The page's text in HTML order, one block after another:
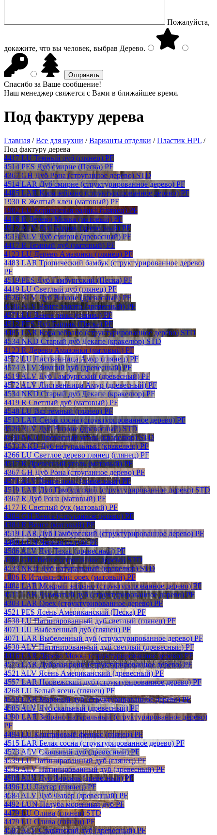
Пожалуйста,
докажите, что вы человек, выбрав Дерево.
Спасибо за Ваше сообщение!
Наш менеджер свяжется с Вами в ближайшее время.
Под фактуру дерева
Главная /Все для кухни /Варианты отделки /Пластик HPL /
Под фактуру дерева
4417 LU Темный дуб (глянец) PF
4514 PES Дуб смирне (Песка) PF
4367 GH Дуб Рона (струганное дерево) STD
4514 LAR Дуб смирне (структурированное дерево) PF
4485 LAR Кора зебрано (структурированное дерево) PF
1930 R Желтый клен (матовый) PF
1902 LU Коричневая радика (глянец) PF
4416 R Дерево Мокка (матовый) PF
4512 ALV Дуб Баррик (древесный) PF
4514 ALV Дуб смирне (древесный) PF
4417 R Темный дуб (матовый) PF
4123 LU Дерево Амазонки (глянец) PF
4483 LAR Тропический бамбук (структурированное дерево)
PF
4519 PES Дуб Гамбургский (Песка) PF
4419 LU Светлый дуб (глянец) PF
4526 ALV Дуб Визоне (древесный) PF
4536 ALV Венге золото (древесный) PF
4571 LU Венге люкс (глянец) PF
4512 PES Дуб Баррик (Песка) PF
4485 LAR Кора зебрано (структурированное дерево) STD
4534 NKD Старый дуб Декапе (кракелюр) STD
4123 R Дерево Амазонки (матовый) PF
4572 LU Лиственница Амур (глянец) PF
4574 ALV Зимний дуб (древесный) PF
4519 ALV Дуб Гамбургский (древесный) PF
4572 ALV Лиственница Амур (древесный) PF
4534 NKD Старый дуб Декапе (кракелюр) PF
4419 R Светлый дуб (матовый) PF
4548 LU Вяз темный (глянец) PF
4513 LAR Серая сосна (структурированное дерево) PF
4526 ALV Дуб Визоне (древесный) STD
4530 NKD Древесный уголь (кракелюр) STD
4533 NKD Дуб натуральный (кракелюр) PF
4266 LU Светлое дерево глянец (глянец) PF
4517 R Древесный уголь (матовый) PF
4367 GH Дуб Рона (струганное дерево) PF
4571 ALV Венге люкс (древесный) PF
4519 LAR Дуб Гамбургский (структурированное дерево) STD
4367 R Дуб Рона (матовый) PF
4177 R Светлый бук (матовый) PF
4384 GH Венге (струганное дерево) PF
4384 R Венге (матовый) PF
4519 LAR Дуб Гамбургский (структурированное дерево) PF
4490 LUN Черная палуба PF
4586 ALV Дуб Техас (древесный) PF
4384 GHI Венге (струганное дерево) STD
4533 NKD Дуб натуральный (кракелюр) STD
1886 R Итальянский орех (матовый) PF
4484 LAR Мокрый зебрано (структурированное дерево) PF
4511 LAR Дымчатый дуб (структурированное дерево) PF
4303 LAR Орех (структурированное дерево) PF
4521 PES Ясень Американский (Песка) PF
4538 LU Патинированный дуб светлый (глянец) PF
4071 LU Выбеленный дуб (глянец) PF
4071 LAR Выбеленный дуб (структурированное дерево) PF
4538 ALV Патинированный дуб светлый (древесный) PF
4416 LAR Дерево Мокка (структурированное дерево) PF
4575 LAR Дубовая роща (структурированное дерево) PF
4521 ALV Ясень Американский (древесный) PF
4557 LAR Норвежский дуб (структурированное дерево) PF
4268 LU Белый ясень (глянец) PF
4558 LAR Мареный дуб (структурированное дерево) PF
4585 ALV Дуб скальный (древесный) PF
4390 LAR Зебрано натуральный (структурированное дерево)
PF
4494 LU Каштановый феникс (глянец) PF
4515 LAR Белая сосна (структурированное дерево) PF
4573 ALV Скальный дуб (древесный) PF
4539 LU Патинированный дуб (глянец) PF
4539 ALV Патинированный дуб (древесный) PF
4588 ALV Дуб Версаль (древесный) PF
4496 LU Лаутер (глянец) PF
4584 ALV Дуб Фавер (древесный) PF
4492 LUN Палуба моренный дуб PF
4479 LU Олива (глянец) STD
4479 LU Олива (глянец) PF
4587 ALV Славянский дуб (древесный) PF